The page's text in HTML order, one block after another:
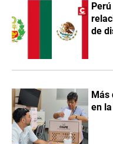
de
en